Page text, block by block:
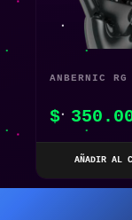
ANBERNIC RG
JUEGOS
$
AÑADIR AL